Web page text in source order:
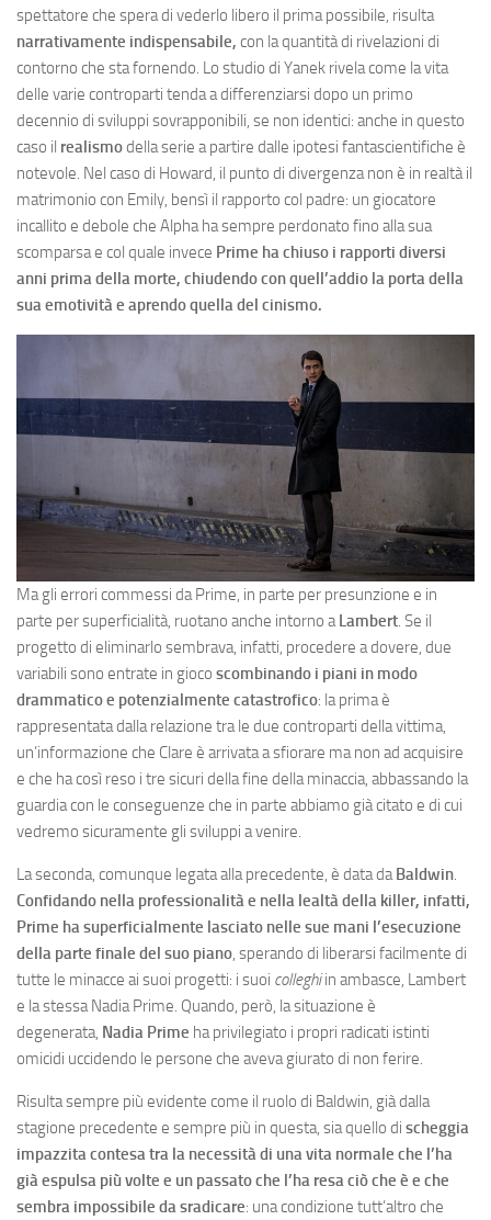
spettatore che spera di vederlo libero il prima possibile, risulta
narrativamente indispensabile, con la quantità di rivelazioni di
contorno che sta fornendo. Lo studio di Yanek rivela come la vita
delle varie controparti tenda a differenziarsi dopo un primo
decennio di sviluppi sovrapponibili, se non identici: anche in questo
caso il realismodella serie a partire dalle ipotesi fantascientifiche è
notevole. Nel caso di Howard, il punto di divergenza non è in realtà il
matrimonio con Emily, bensì il rapporto col padre: un giocatore
incallito e debole che Alpha ha sempre perdonato fino alla sua
scomparsa e col quale invece Prime ha chiuso i rapporti diversi
anni prima della morte, chiudendo con quell’addio la porta della
sua emotività e aprendo quella del cinismo.
Ma gli errori commessi da Prime, in parte per presunzione e in
parte per superficialità, ruotano anche intorno aLambert. Se il
progetto di eliminarlo sembrava, infatti, procedere a dovere, due
variabili sono entrate in gioco scombinando i piani in modo
drammatico e potenzialmente catastrofico: la prima è
rappresentata dalla relazione tra le due controparti della vittima,
un’informazione che Clare è arrivata a sfiorare ma non ad acquisire
e che ha così reso i tre sicuri della fine della minaccia, abbassando la
guardia con le conseguenze che in parte abbiamo già citato e di cui
vedremo sicuramente gli sviluppi a venire.
La seconda, comunque legata alla precedente, è data daBaldwin.
Confidando nella professionalità e nella lealtà della killer, infatti,
Prime ha superficialmente lasciato nelle sue mani l’esecuzione
della parte finale del suo piano, sperando di liberarsi facilmente di
tutte le minacce ai suoi progetti: i suoi colleghiin ambasce, Lambert
e la stessa Nadia Prime. Quando, però, la situazione è
degenerata, Nadia Prime ha privilegiato i propri radicati istinti
omicidi uccidendo le persone che aveva giurato di non ferire.
Risulta sempre più evidente come il ruolo di Baldwin, già dalla
stagione precedente e sempre più in questa, sia quello di scheggia
impazzita contesa tra la necessità di una vita normale che l’ha
già espulsa più volte e un passato che l’ha resa ciò che è e che
sembra impossibile da sradicare: una condizione tutt’altro che